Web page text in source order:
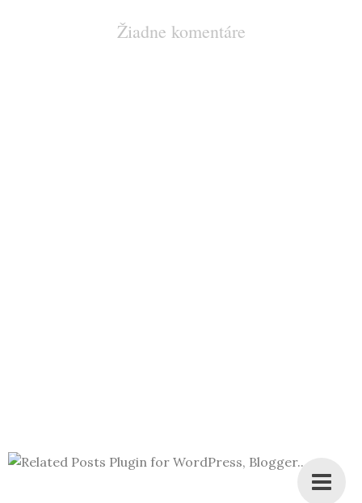
Žiadne komentáre